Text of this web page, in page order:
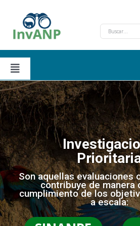
content
Toggle
Navigation
Secciones
Solicitud y Trámite
Oportunidades de Financiamiento
Investigaciones Prioritarias
Nosotros
Eventos
Contáctanos
Son aquellas evaluaciones
contribuye de manera
cumplimiento de los
a escala: